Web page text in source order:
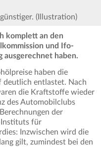
(Illustration)
komplett an den
und Ifo-
ausgerechnet haben.
haben die
entlastet. Nach
die Kraftstoffe wieder
des Automobilclubs
der
Instituts für
Inzwischen wird die
gilt, zumindest bei den